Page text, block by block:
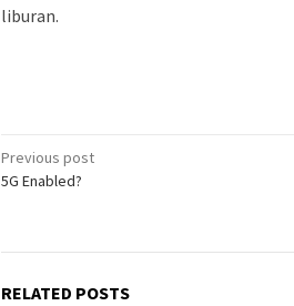
liburan.
Post
navigation
Previous post
5G Enabled?
RELATED POSTS